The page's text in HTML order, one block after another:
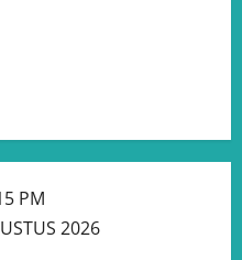
PM
2026